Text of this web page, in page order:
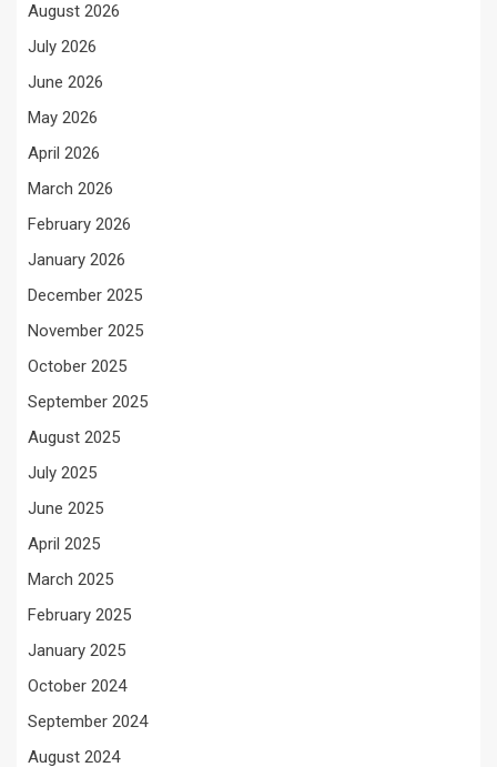
August 2026
July 2026
June 2026
May 2026
April 2026
March 2026
February 2026
January 2026
December 2025
November 2025
October 2025
September 2025
August 2025
July 2025
June 2025
April 2025
March 2025
February 2025
January 2025
October 2024
September 2024
August 2024